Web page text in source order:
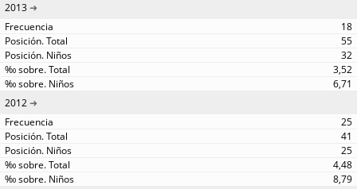
2013
18
55
32
3,52
6,71
2012
25
41
25
4,48
8,79